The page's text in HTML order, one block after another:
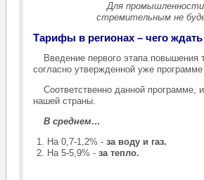
Для
стремительным не
Тарифы в регионах – чего
Введение первого этапа
согласно утвержденной уже программе
Соответственно данной программе,
нашей страны.
В среднем…
На 0,7-1,2% - за воду и газ.
На 5-5,9% - за тепло.